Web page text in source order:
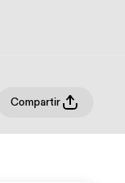
Compartir